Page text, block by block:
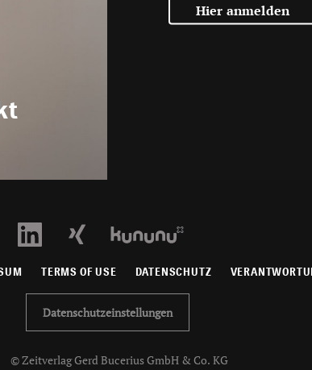
Hier anmelden
TERMS OF USE DATENSCHUTZ
Datenschutzeinstellungen
© Zeitverlag Gerd Bucerius GmbH & Co. KG